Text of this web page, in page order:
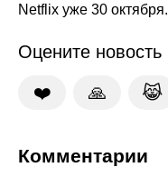
Netflix уже 30 октября.
Оцените новость
❤️ 🙏 😹
Комментарии